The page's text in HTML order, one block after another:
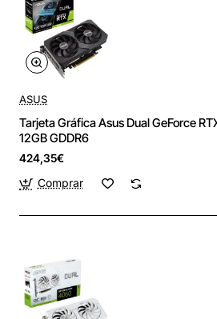
ASUS
Tarjeta Gráfica Asus Dual GeForce
12GB GDDR6
424,35€
Comprar